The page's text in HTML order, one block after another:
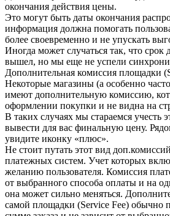
окончания действия цены.
Это могут быть даты окончания
информация должна помогать
более своевременно и не упускать
Иногда может случаться так, что
вышел, но мы еще не успели
Дополнительная комиссия площадки
Некоторые магазины (а особенно
имеют дополнительную комиссию,
оформлении покупки и не видна на
В таких случаях мы стараемся учесть
вывести для вас финальную цену.
увидите иконку «плюс».
Не стоит путать этот вид
платежных систем. Учет которых
желанию пользователя. Комиссия
от выбранного способа оплаты и на
она может сильно меняться.
самой площадки (Service Fee) обычно